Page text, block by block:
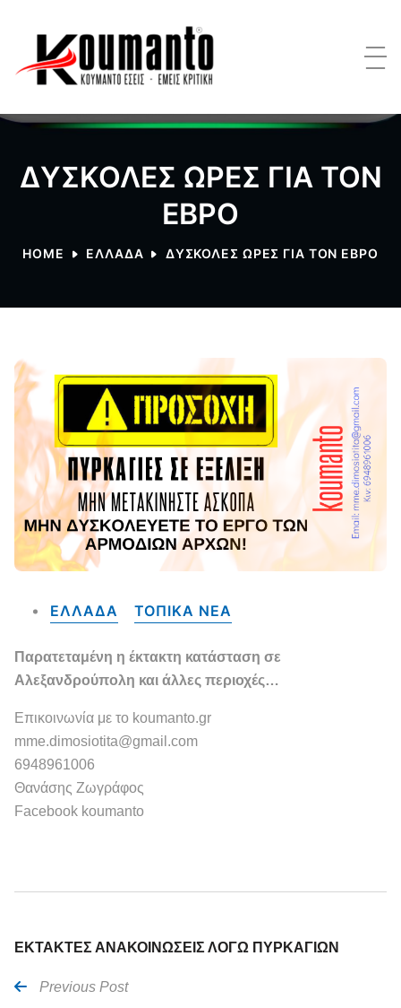
ΔΥΣΚΟΛΕΣ ΩΡΕΣ ΓΙΑ ΤΟΝ
ΕΒΡΟ
HOME ΕΛΛΑΔΑ ΔΥΣΚΟΛΕΣ ΩΡΕΣ ΓΙΑ ΤΟΝ ΕΒΡΟ
ΕΛΛΑΔΑ ΤΟΠΙΚΑ NEA
Παρατεταμένη η έκτακτη κατάσταση σε
Αλεξανδρούπολη και άλλες περιοχές…
Επικοινωνία με το koumanto.gr
mme.dimosiotita@gmail.com
6948961006
Θανάσης Ζωγράφος
Facebook koumanto
ΕΚΤΑΚΤΕΣ ΑΝΑΚΟΙΝΩΣΕΙΣ ΛΟΓΩ ΠΥΡΚΑΓΙΩΝ
Previous Post